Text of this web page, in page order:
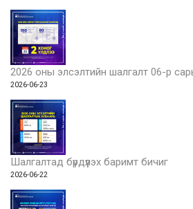
2026 оны элсэлтийн шалгалт 06-р
2026-06-23
Шалгалтад бүрдүүлэх баримт бичиг
2026-06-22